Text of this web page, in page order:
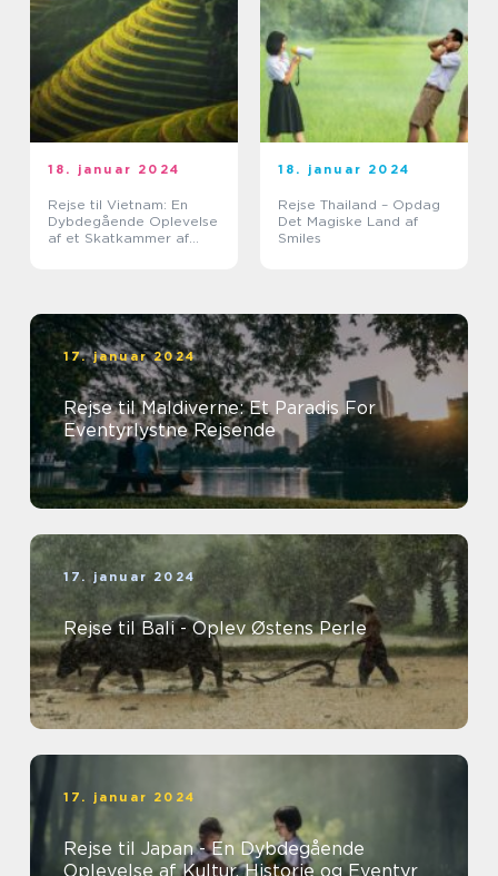
18. januar 2024
Rejse til Vietnam: En
Dybdegående Oplevelse
af et Skatkammer af
18. januar 2024
Rejse Thailand – Opdag
Det Magiske Land af
Smiles
17. januar 2024
Rejse til Maldiverne: Et Paradis For
Eventyrlystne Rejsende
17. januar 2024
Rejse til Bali - Oplev Østens Perle
17. januar 2024
Rejse til Japan - En Dybdegående
Oplevelse af Kultur, Historie og Eventyr